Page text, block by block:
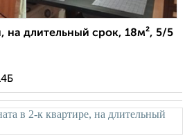
длительный срок, 18м², 5/5